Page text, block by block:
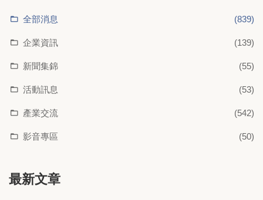
全部消息 (839)
企業資訊 (139)
新聞集錦 (55)
活動訊息 (53)
產業交流 (542)
影音專區 (50)
最新文章